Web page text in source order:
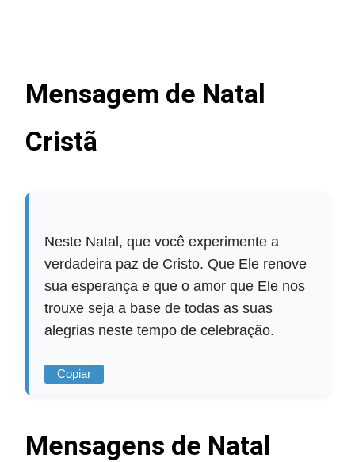
Mensagem de Natal
Cristã
Neste Natal, que você experimente a
verdadeira paz de Cristo. Que Ele renove
sua esperança e que o amor que Ele nos
trouxe seja a base de todas as suas
alegrias neste tempo de celebração.
Copiar
Mensagens de Natal